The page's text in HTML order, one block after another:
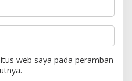
web saya pada peramban